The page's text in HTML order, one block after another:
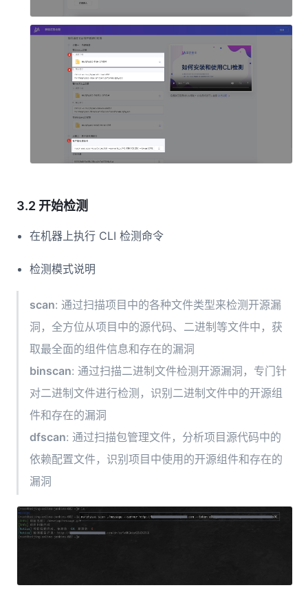
3.2 开始检测
在机器上执行 CLI 检测命令
检测模式说明
scan: 通过扫描项目中的各种文件类型来检测开源漏
洞，全方位从项目中的源代码、二进制等文件中，获
取最全面的组件信息和存在的漏洞
binscan: 通过扫描二进制文件检测开源漏洞，专门针
对二进制文件进行检测，识别二进制文件中的开源组
件和存在的漏洞
dfscan: 通过扫描包管理文件，分析项目源代码中的
依赖配置文件，识别项目中使用的开源组件和存在的
漏洞